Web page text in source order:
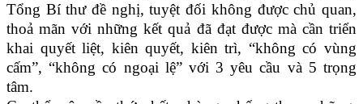
Tổng Bí thư đề nghị, tuyệt đối không được chủ quan,
thoả mãn với những kết quả đã đạt được mà cần triển
khai quyết liệt, kiên quyết, kiên trì, “không có vùng
cấm”, “không có ngoại lệ” với 3 yêu cầu và 5 trọng
tâm.